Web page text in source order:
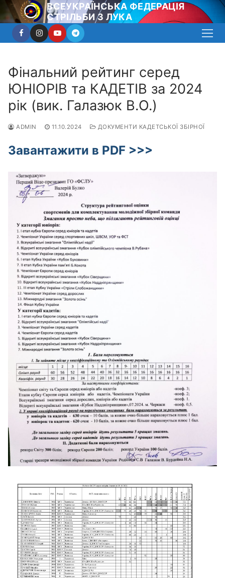
Перейти
до
вмісту
ВСЕУКРАЇНСЬКА ФЕДЕРАЦІЯ
СТРІЛЬБИ З ЛУКА
Фінальний рейтинг серед
ЮНІОРІВ та КАДЕТІВ за 2024
рік (вик. Галазюк В.О.)
ADMIN 11.10.2024 ДОКУМЕНТИ КАДЕТСЬКОЇ ЗБІРНОЇ
Завантажити в PDF >>>